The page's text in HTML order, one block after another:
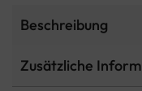
Beschreibung
Zusätzliche